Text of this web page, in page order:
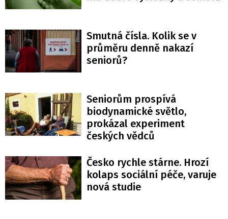
Smutná čísla. Kolik se v
průměru denně nakazí
seniorů?
Seniorům prospívá
biodynamické světlo,
prokázal experiment
českých vědců
Česko rychle stárne. Hrozí
kolaps sociální péče, varuje
nová studie